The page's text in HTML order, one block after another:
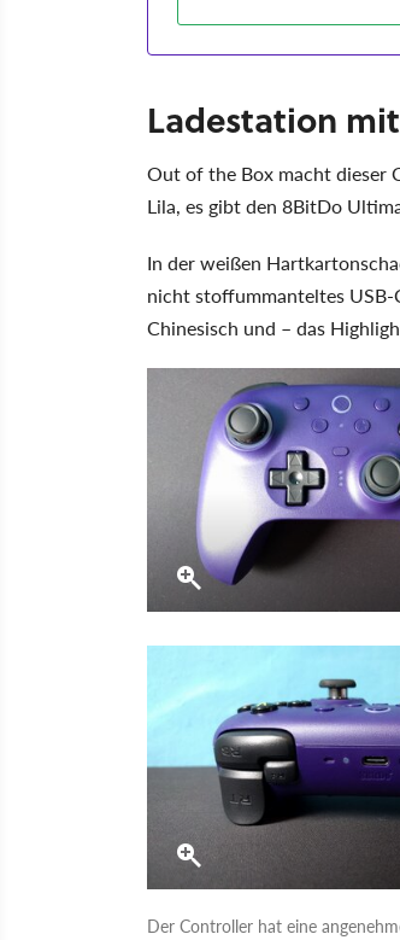
Ladestation
Out of the Box macht dieser
Lila, es gibt den 8BitDo
In der weißen
nicht stoffummanteltes
Chinesisch und – das
Der Controller hat eine